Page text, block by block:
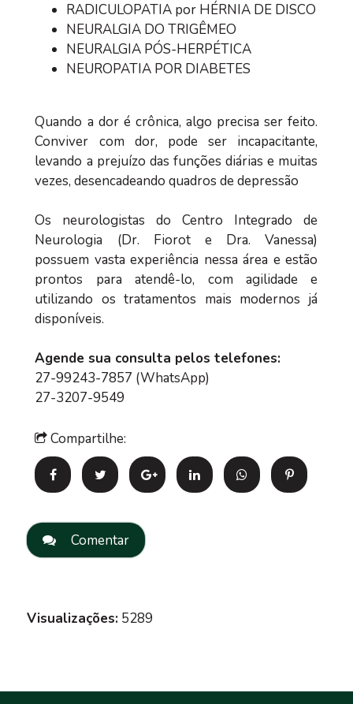
RADICULOPATIA por HÉRNIA DE DISCO
NEURALGIA DO TRIGÊMEO
NEURALGIA PÓS-HERPÉTICA
NEUROPATIA POR DIABETES
Quando a dor é crônica, algo precisa ser feito.
Conviver com dor, pode ser incapacitante,
levando a prejuízo das funções diárias e muitas
vezes, desencadeando quadros de depressão
Os neurologistas do Centro Integrado de
Neurologia (Dr. Fiorot e Dra. Vanessa)
possuem vasta experiência nessa área e estão
prontos para atendê-lo, com agilidade e
utilizando os tratamentos mais modernos já
disponíveis.
Agende sua consulta pelos telefones:
27-99243-7857 (WhatsApp)
27-3207-9549
Compartilhe:
Comentar
Visualizações:5289